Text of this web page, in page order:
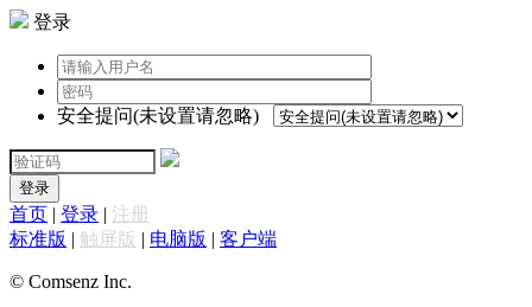
登录
安全提问(未设置请忽略)
登录
首页 | 登录 | 注册
标准版 | 触屏版 | 电脑版 | 客户端
© Comsenz Inc.